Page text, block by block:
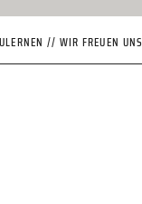
// WIR FREUEN